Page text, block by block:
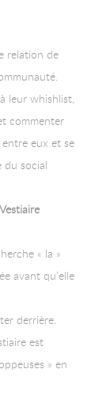
relation de
leur whishlist,
commenter
entre eux et se
du social
« la »
avant qu’elle
derrière.
est
» en